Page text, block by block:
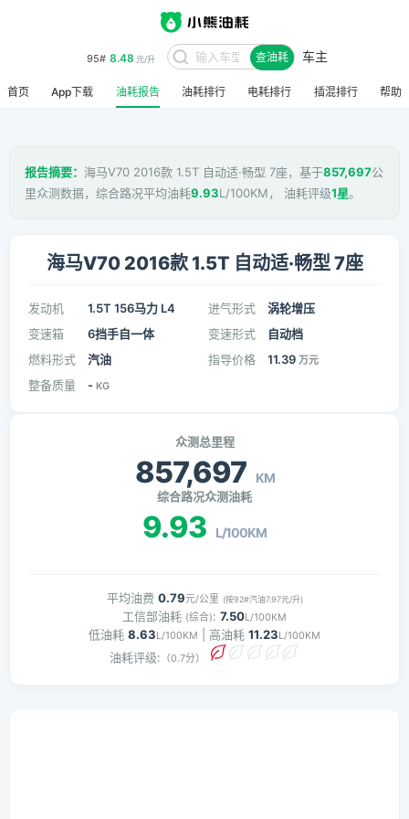
95# 8.48 元/升 查油耗 车主
首页 App下载 油耗报告 油耗排行 电耗排行 插混排行 帮助
报告摘要： 海马V70 2016款 1.5T 自动适·畅型 7座，基于857,697公
里众测数据，综合路况平均油耗9.93L/100KM， 油耗评级1星。
海马V70 2016款 1.5T 自动适·畅型 7座
发动机 1.5T 156马力 L4 进气形式
涡轮增压
变速箱
6挡手自一体 变速形式
自动档
燃料形式
汽油 指导价格 11.39 万元
整备质量 - KG
众测总里程
857,697 KM
综合路况众测油耗
9.93 L/100KM
平均油费 0.79元/公里 (按92#汽油7.97元/升)
工信部油耗 (综合): 7.50L/100KM
低油耗 8.63L/100KM | 高油耗 11.23L/100KM
油耗评级: （0.7分）